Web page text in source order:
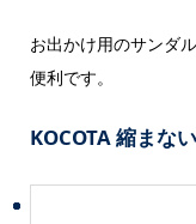
お出かけ用のサンダ
便利です。
KOCOTA 縮まな